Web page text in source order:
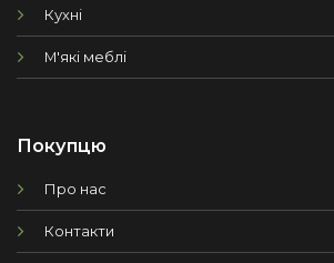
Кухні
М'які меблі
Покупцю
Про нас
Контакти